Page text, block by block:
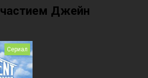
Джейн
Сериал